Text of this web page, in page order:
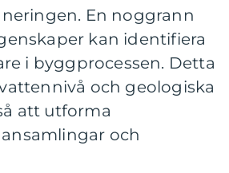
En noggrann
kan identifiera
i byggprocessen. Detta
och geologiska
att utforma
och